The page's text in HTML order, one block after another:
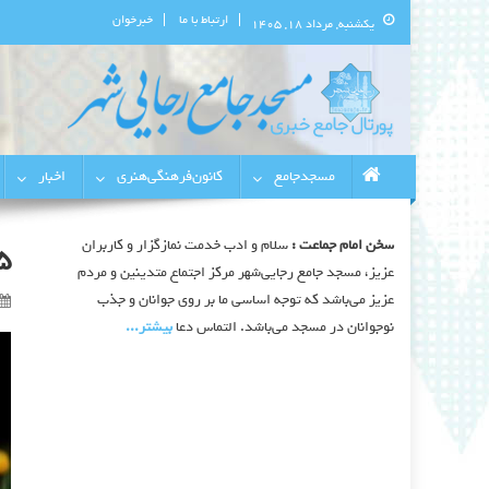
یکشنبه, مرداد ۱۸, ۱۴۰۵ ارتباط با ما خبرخوان
پورتال اطلاع‌رسانی مسجد
استان البرز
مسجدجامع
کانون‌فرهنگی‌هنری اخبار
سخن امام جماعت :سلام و ادب خدمت نمازگزار و کاربران
عزیز، مسجد جامع رجایی‌شهر مرکز اجتماع متدینین و مردم
عزیز می‌باشد که توجه اساسی ما بر روی جوانان و جذب
نوجوانان در مسجد می‌باشد. التماس دعابیشتر‫...‬